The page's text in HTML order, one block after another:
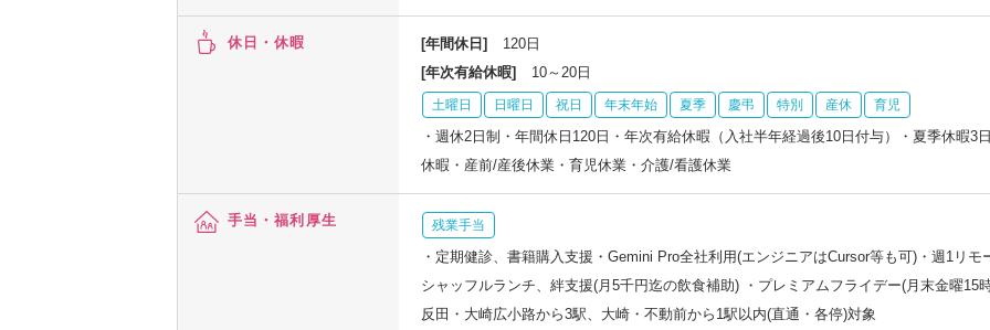
休日・休暇 [年間休日]
120日
[年次有給休暇]
10～20日
土曜日 日曜日 祝日 年末年始 夏季 慶弔 特別 産休 育児
・週休2日制・年間休日120日・年次有給休暇（入社半年経過後10日付与）・夏季休暇3
休暇・産前/産後休業・育児休業・介護/看護休業
手当・福利厚生 残業手当
・定期健診、書籍購入支援・Gemini Pro全社利用(エンジニアはCursor等も可)・週1リ
シャッフルランチ、絆支援(月5千円迄の飲食補助) ・プレミアムフライデー(月末金曜
反田・大崎広小路から3駅、大崎・不動前から1駅以内(直通・各停)対象